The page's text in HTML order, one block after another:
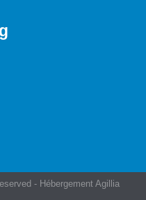
- Hébergement Agillia